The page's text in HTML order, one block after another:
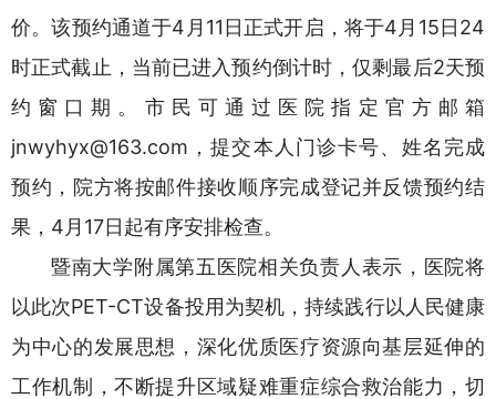
价。该预约通道于4月11日正式开启，将于4月15日24
时正式截止，当前已进入预约倒计时，仅剩最后2天预
约窗口期。市民可通过医院指定官方邮箱
jnwyhyx@163.com，提交本人门诊卡号、姓名完成
预约，院方将按邮件接收顺序完成登记并反馈预约结
果，4月17日起有序安排检查。
暨南大学附属第五医院相关负责人表示，医院将
以此次PET-CT设备投用为契机，持续践行以人民健康
为中心的发展思想，深化优质医疗资源向基层延伸的
工作机制，不断提升区域疑难重症综合救治能力，切